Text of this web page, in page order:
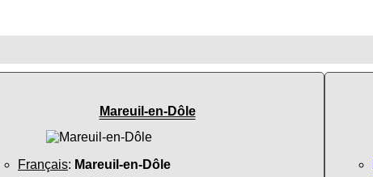
Mareuil-en-Dôle
Français: Mareuil-en-Dôle